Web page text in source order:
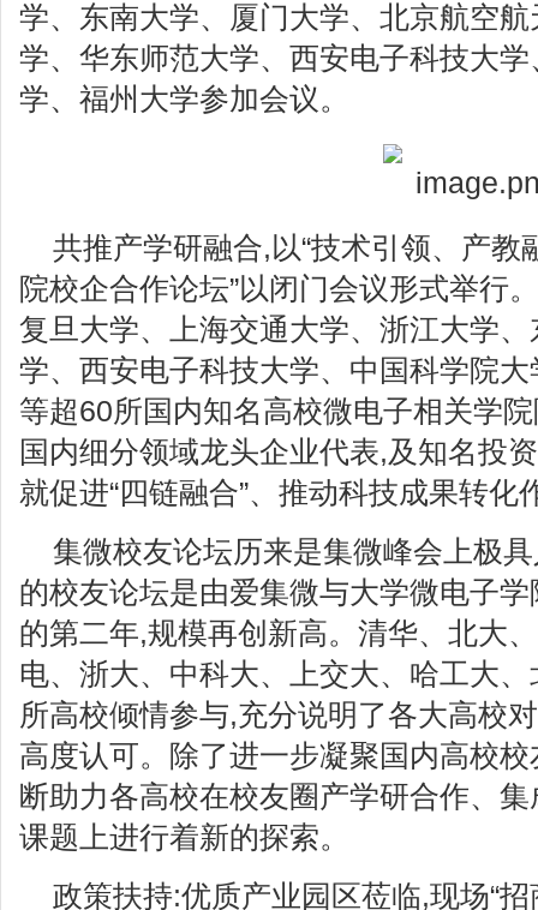
学、东南大学、厦门大学、北京航空
学、华东师范大学、西安电子科技大
学、福州大学参加会议。
共推产学研融合,以“技术引领、产教
院校企合作论坛”以闭门会议形式举行
复旦大学、上海交通大学、浙江大学
学、西安电子科技大学、中国科学院
等超60所国内知名高校微电子相关学
国内细分领域龙头企业代表,及知名投
就促进“四链融合”、推动科技成果转化
集微校友论坛历来是集微峰会上极
的校友论坛是由爱集微与大学微电子
的第二年,规模再创新高。清华、北大
电、浙大、中科大、上交大、哈工大
所高校倾情参与,充分说明了各大高校
高度认可。除了进一步凝聚国内高校
断助力各高校在校友圈产学研合作、
课题上进行着新的探索。
政策扶持:优质产业园区莅临,现场“招